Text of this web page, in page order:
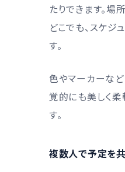
たりできます。場
どこでも、スケ
す。
色やマーカーな
覚的にも美しく
す。
複数人で予定を